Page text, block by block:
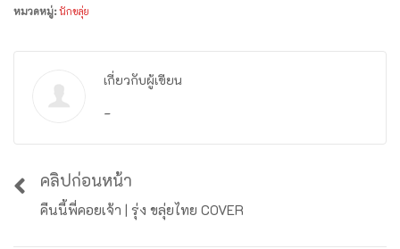
หมวดหมู่:นักขลุ่ย
เกี่ยวกับผู้เขียน
-
คลิปก่อนหน้า
คืนนี้พี่คอยเจ้า | รุ่ง ขลุ่ยไทย COVER